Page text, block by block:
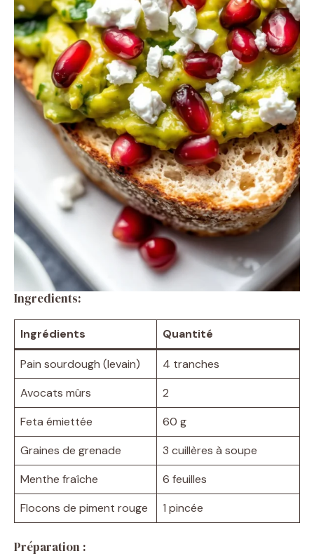
Ingredients:
Ingrédients Quantité
Pain sourdough (levain)
4 tranches
Avocats mûrs
2
Feta émiettée
60 g
Graines de grenade
3 cuillères à soupe
Menthe fraîche
6 feuilles
Flocons de piment rouge
1 pincée
Préparation :